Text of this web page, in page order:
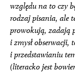
względu na to czy
rodzaj pisania, ale
prowokują, zadają
i zmysł
i przedstawianiu
(literacko jest